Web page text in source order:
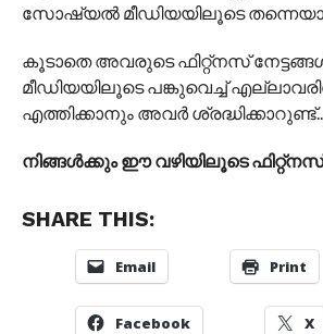
സോഷ്യല്‍ മീഡിയയിലൂടെ
കൂടാതെ അവരുടെ ഫിറ്റ്‌നസ്
മീഡിയയിലൂടെ പങ്കുവെച്ച്
എത്തിക്കാനും അവര്‍ ശ്രദ്ധിക്കാറുണ്ട്..
നിങ്ങള്‍ക്കും ഈ വഴിയിലൂടെ ഫിറ്റ്‌നസ്
SHARE THIS:
Email Print
Facebook X